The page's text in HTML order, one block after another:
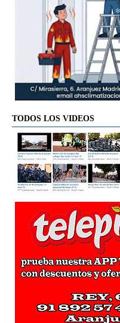
TODOS LOS VIDEOS